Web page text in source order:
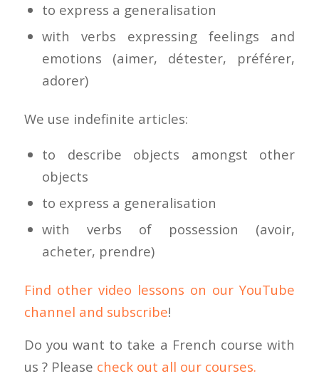
to express a generalisation
with verbs expressing feelings and
emotions (aimer, détester, préférer,
adorer)
We use indefinite articles:
to describe objects amongst other
objects
to express a generalisation
with verbs of possession (avoir,
acheter, prendre)
Find other video lessons on our YouTube
channel and subscribe!
Do you want to take a French course with
us ? Please check out all our courses.